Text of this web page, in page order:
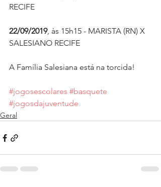
RECIFE
22/09/2019, às 15h15 - MARISTA (RN) X
SALESIANO RECIFE
A Família Salesiana está na torcida!
#jogosescolares #basquete
#jogosdajuventude
Geral